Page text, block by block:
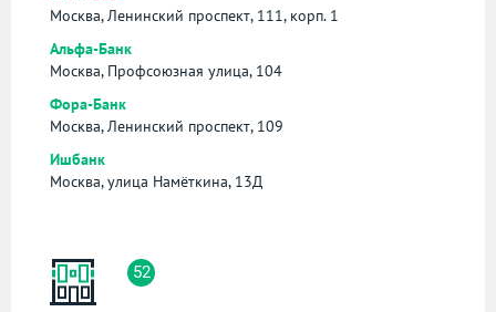
Москва, Ленинский проспект, 111, корп. 1
Альфа-Банк
Москва, Профсоюзная улица, 104
Фора-Банк
Москва, Ленинский проспект, 109
Ишбанк
Москва, улица Намёткина, 13Д
52